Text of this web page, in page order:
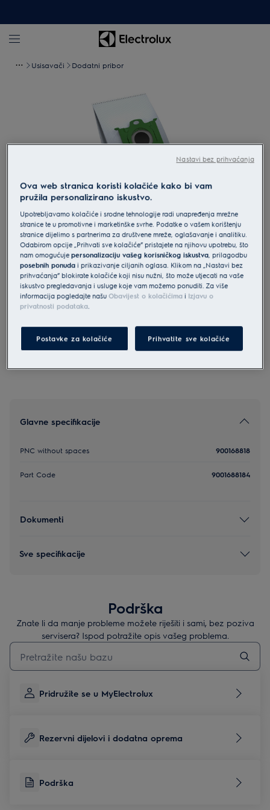
Usisavači Dodatni pribor
Povećaj
1800
1800
0 (0)
Glavne specifikacije
PNC without spaces 900168818
Part Code 9001688184
Dokumenti
Sve specifikacije
Podrška
Znate li da manje probleme možete riješiti i sami, bez poziva
servisera? Ispod potražite opis vašeg problema.
Upišite za pretraživanje članaka podrške
Pridružite se u MyElectrolux
Rezervni dijelovi i dodatna oprema
Podrška
Ova web stranica koristi kolačiće kako bi vam
pružila personalizirano iskustvo.
Upotrebljavamo kolačiće i srodne tehnologije radi unapređenja mrežne
stranice te u promotivne i marketinške svrhe. Podatke o vašem korištenju
stranice dijelimo s partnerima za društvene mreže, oglašavanje i analitiku.
Odabirom opcije „Prihvati sve kolačiće” pristajete na njihovu upotrebu, što
nam omogućujepersonalizaciju vašeg korisničkog iskustva, prilagodbu
posebnih ponuda i prikazivanje ciljanih oglasa. Klikom na „Nastavi bez
prihvaćanja” blokirate kolačiće koji nisu nužni, što može utjecati na vaše
iskustvo pregledavanja i usluge koje vam možemo ponuditi. Za više
informacija pogledajte našuObavijest o kolačićima i Izjavu o
privatnosti podataka.
Postavke za kolačiće Prihvatite sve kolačiće
Nastavi bez prihvaćanja